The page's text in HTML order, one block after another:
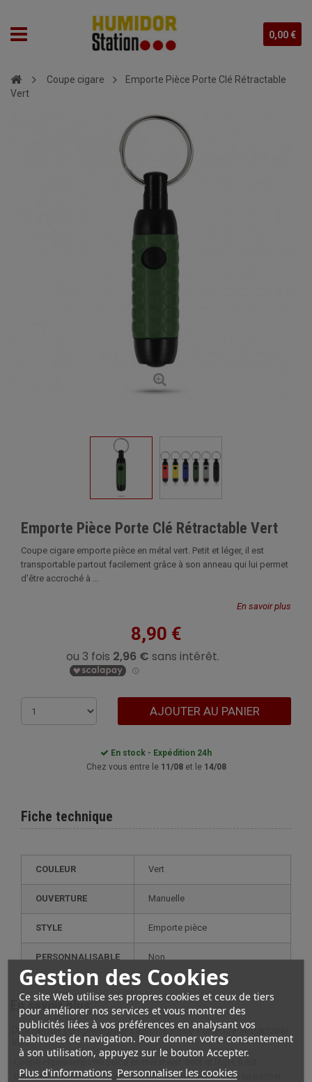
0,00 €
Gestion des Cookies
Ce site Web utilise ses propres cookies et ceux de tiers
pour améliorer nos services et vous montrer des
publicités liées à vos préférences en analysant vos
habitudes de navigation. Pour donner votre consentement
à son utilisation, appuyez sur le bouton Accepter.
Plus d'informations Personnaliser les cookies
Coupe cigare
Emporte Pièce Porte Clé Rétractable
Vert
Emporte Pièce Porte Clé Rétractable Vert
Coupe cigare emporte pièce en métal vert. Petit et léger, il est
transportable partout facilement grâce à son anneau qui lui permet
d'être accroché à ...
En savoir plus
8,90 €
AJOUTER AU PANIER
En stock - Expédition 24h
Chez vous entre le 11/08et le 14/08
Fiche technique
COULEUR Vert
OUVERTURE Manuelle
STYLE emporte pièce
PERSONNALISABLE non
En savoir plus
Description complète pour Emporte Pièce Porte Clé Rétractable
Vert
Coupe cigare emporte pièce en métal vert. Petit et léger, il est
transportable partout facilement grâce à son anneau qui lui permet